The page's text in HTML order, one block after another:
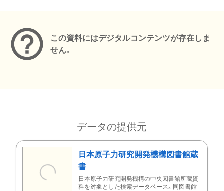
この資料にはデジタルコンテンツが存在しま
せん。
データの提供元
日本原子力研究開発機構図書館蔵
書
日本原子力研究開発機構の中央図書館所蔵資
料を対象とした検索データベース。同図書館